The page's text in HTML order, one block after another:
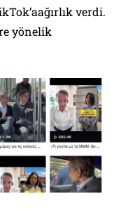
verdi.
yönelik